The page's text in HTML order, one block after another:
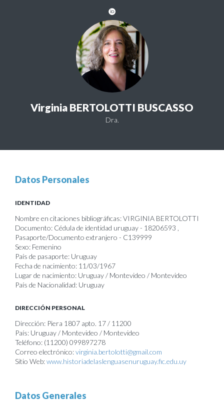
Virginia BERTOLOTTI BUSCASSO
Dra.
Datos Personales
IDENTIDAD
Nombre en citaciones bibliográficas: VIRGINIA BERTOLOTTI
Documento: Cédula de identidad uruguay - 18206593 ,
Pasaporte/Documento extranjero - C139999
Sexo: Femenino
País de pasaporte: Uruguay
Fecha de nacimiento: 11/03/1967
Lugar de nacimiento: Uruguay / Montevideo / Montevideo
País de Nacionalidad: Uruguay
DIRECCIÓN PERSONAL
Dirección: Piera 1807 apto. 17 / 11200
País: Uruguay / Montevideo / Montevideo
Teléfono: (11200) 099897278
Correo electrónico:virginia.bertolotti@gmail.com
Sitio Web:www.historiadelaslenguasenuruguay.fic.edu.uy
Datos Generales